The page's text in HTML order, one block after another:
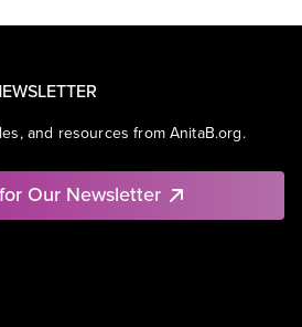
and resources from AnitaB.org.
Our Newsletter